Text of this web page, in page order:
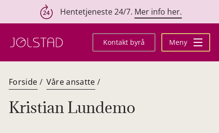
innhold
Hentetjeneste 24/7. Mer info her.
Kontakt byrå Meny
Forside / Våre ansatte /
Kristian Lundemo